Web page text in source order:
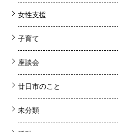
女性支援
子育て
座談会
廿日市のこと
未分類